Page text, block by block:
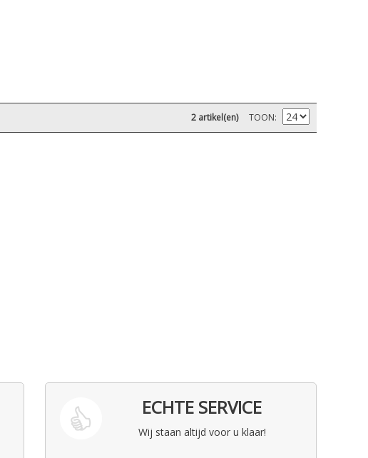
2 artikel(en) TOON
ECHTE SERVICE
Wij staan altijd voor u klaar!